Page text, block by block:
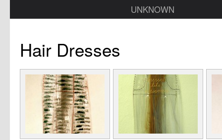
UNKNOWN
Hair Dresses